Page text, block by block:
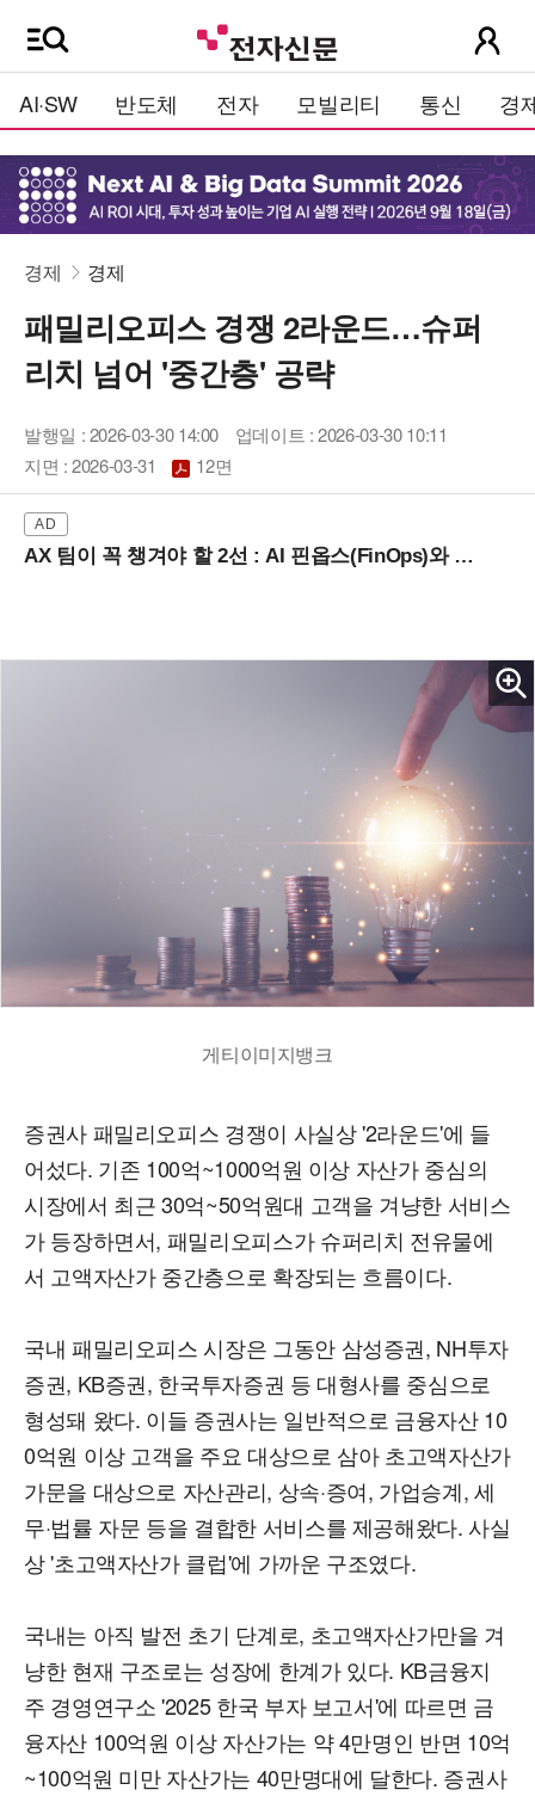
AI·SW 반도체 전자 모빌리티 통신 경
경제 경제
패밀리오피스 경쟁 2라운드…슈퍼
리치 넘어 '중간층' 공략
발행일 : 2026-03-30 14:00
업데이트 : 2026-03-30 10:11
지면 :2026-03-31 12면
AX 팀이 꼭 챙겨야 할 2선 : AI 핀옵스(FinOps)와 토큰 거버넌스 (8/21 잠실역)
게티이미지뱅크
증권사 패밀리오피스 경쟁이 사실상 '2라운드'에 들
어섰다. 기존 100억~1000억원 이상 자산가 중심의
시장에서 최근 30억~50억원대 고객을 겨냥한 서비스
가 등장하면서, 패밀리오피스가 슈퍼리치 전유물에
서 고액자산가 중간층으로 확장되는 흐름이다.
국내 패밀리오피스 시장은 그동안 삼성증권, NH투자
증권, KB증권, 한국투자증권 등 대형사를 중심으로
형성돼 왔다. 이들 증권사는 일반적으로 금융자산 10
0억원 이상 고객을 주요 대상으로 삼아 초고액자산가
가문을 대상으로 자산관리, 상속·증여, 가업승계, 세
무·법률 자문 등을 결합한 서비스를 제공해왔다. 사실
상 '초고액자산가 클럽'에 가까운 구조였다.
국내는 아직 발전 초기 단계로, 초고액자산가만을 겨
냥한 현재 구조로는 성장에 한계가 있다. KB금융지
주 경영연구소 '2025 한국 부자 보고서'에 따르면 금
융자산 100억원 이상 자산가는 약 4만명인 반면 10억
~100억원 미만 자산가는 40만명대에 달한다. 증권사